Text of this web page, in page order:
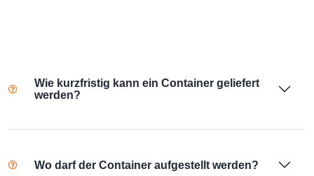
Wie kurzfristig kann ein Container geliefert
werden?
Wo darf der Container aufgestellt werden?